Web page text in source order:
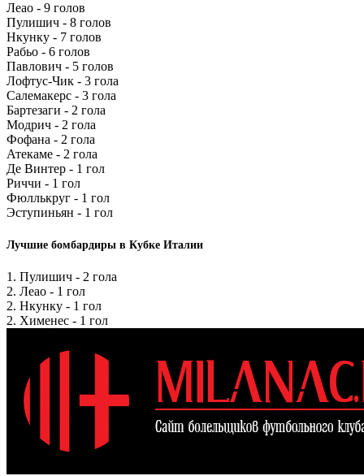
Леао - 9 голов
Пулишич - 8 голов
Нкунку - 7 голов
Рабьо - 6 голов
Павлович - 5 голов
Лофтус-Чик - 3 гола
Салемакерс - 3 гола
Бартезаги - 2 гола
Модрич - 2 гола
Фофана - 2 гола
Атекаме - 2 гола
Де Винтер - 1 гол
Риччи - 1 гол
Фюллькруг - 1 гол
Эступиньян - 1 гол
Лучшие бомбардиры в Кубке Италии
1. Пулишич - 2 гола
2. Леао - 1 гол
2. Нкунку - 1 гол
2. Хименес - 1 гол